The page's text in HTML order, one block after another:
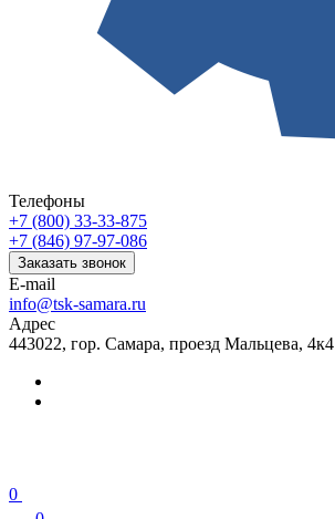
Телефоны
+7 (800) 33-33-875
+7 (846) 97-97-086
Заказать звонок
E-mail
info@tsk-samara.ru
Адрес
443022, гор. Самара, проезд Мальцева, 4к4
0